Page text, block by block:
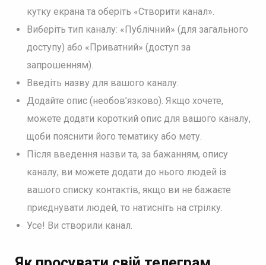
кутку екрана та оберіть «Створити канал».
Виберіть тип каналу: «Публічний» (для загального
доступу) або «Приватний» (доступ за
запрошенням).
Введіть назву для вашого каналу.
Додайте опис (необов’язково). Якщо хочете,
можете додати короткий опис для вашого каналу,
щоби пояснити його тематику або мету.
Після введення назви та, за бажанням, опису
каналу, ви можете додати до нього людей із
вашого списку контактів, якщо ви не бажаєте
приєднувати людей, то натисніть на стрілку.
Усе! Ви створили канал.